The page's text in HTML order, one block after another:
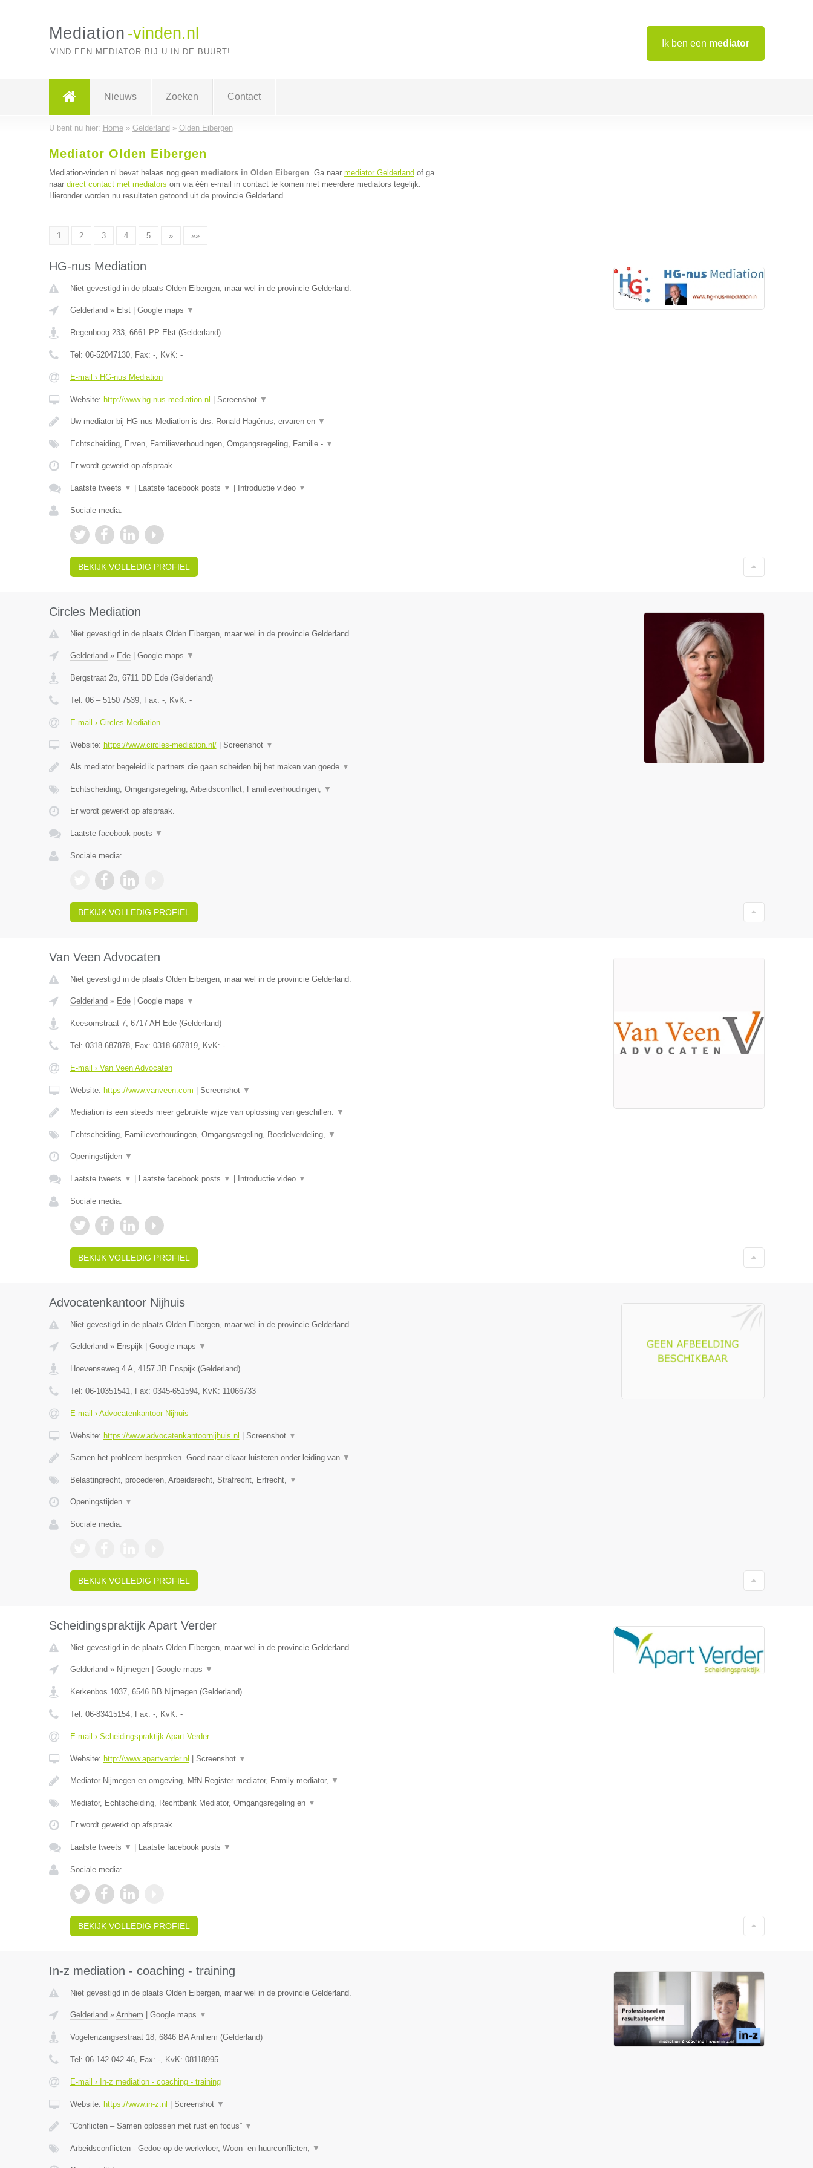
Ik ben een mediator
Mediation -vinden.nl
VIND EEN MEDIATOR BIJ U IN DE BUURT!
Nieuws Zoeken Contact
U bent nu hier: Home» Gelderland » Olden Eibergen
Mediator Olden Eibergen
Mediation-vinden.nl bevat helaas nog geen mediators in Olden Eibergen. Ga naar mediator Gelderland of ga
naar direct contact met mediators om via één e-mail in contact te komen met meerdere mediators tegelijk.
Hieronder worden nu resultaten getoond uit de provincie Gelderland.
1 2 3 4 5 » »»
HG-nus Mediation
Niet gevestigd in de plaats Olden Eibergen, maar wel in de provincie Gelderland.
Gelderland » Elst| Google maps ▼
Regenboog 233, 6661 PP Elst(Gelderland)
Tel: 06-52047130, Fax: -, KvK: -
E-mail › HG-nus Mediation
Website: http://www.hg-nus-mediation.nl Screenshot ▼
Uw mediator bij HG-nus Mediation is drs. Ronald Hagénus, ervaren en ▼
Echtscheiding, Erven, Familieverhoudingen, Omgangsregeling, Familie - ▼
Er wordt gewerkt op afspraak.
Laatste tweets ▼ Laatste facebook posts ▼ Introductie video ▼
Sociale media:
BEKIJK VOLLEDIG PROFIEL
Circles Mediation
Niet gevestigd in de plaats Olden Eibergen, maar wel in de provincie Gelderland.
Gelderland » Ede| Google maps ▼
Bergstraat 2b, 6711 DD Ede(Gelderland)
Tel: 06 – 5150 7539, Fax: -, KvK: -
E-mail › Circles Mediation
Website: https://www.circles-mediation.nl/| Screenshot ▼
Als mediator begeleid ik partners die gaan scheiden bij het maken van goede ▼
Echtscheiding, Omgangsregeling, Arbeidsconflict, Familieverhoudingen, ▼
Er wordt gewerkt op afspraak.
Laatste facebook posts ▼
Sociale media:
BEKIJK VOLLEDIG PROFIEL
Van Veen Advocaten
Niet gevestigd in de plaats Olden Eibergen, maar wel in de provincie Gelderland.
Gelderland » Ede| Google maps ▼
Keesomstraat 7, 6717 AH Ede(Gelderland)
Tel: 0318-687878, Fax: 0318-687819, KvK: -
E-mail › Van Veen Advocaten
Website: https://www.vanveen.com Screenshot ▼
Mediation is een steeds meer gebruikte wijze van oplossing van geschillen. ▼
Echtscheiding, Familieverhoudingen, Omgangsregeling, Boedelverdeling, ▼
Openingstijden ▼
Laatste tweets ▼ Laatste facebook posts ▼ Introductie video ▼
Sociale media:
BEKIJK VOLLEDIG PROFIEL
Advocatenkantoor Nijhuis
Niet gevestigd in de plaats Olden Eibergen, maar wel in de provincie Gelderland.
Gelderland » Enspijk| Google maps ▼
Hoevenseweg 4 A, 4157 JB Enspijk(Gelderland)
Tel: 06-10351541, Fax: 0345-651594, KvK: 11066733
E-mail › Advocatenkantoor Nijhuis
Website: https://www.advocatenkantoornijhuis.nl Screenshot ▼
Samen het probleem bespreken. Goed naar elkaar luisteren onder leiding van ▼
Belastingrecht, procederen, Arbeidsrecht, Strafrecht, Erfrecht, ▼
Openingstijden ▼
Sociale media:
BEKIJK VOLLEDIG PROFIEL
Scheidingspraktijk Apart Verder
Niet gevestigd in de plaats Olden Eibergen, maar wel in de provincie Gelderland.
Gelderland » Nijmegen| Google maps ▼
Kerkenbos 1037, 6546 BB Nijmegen(Gelderland)
Tel: 06-83415154, Fax: -, KvK: -
E-mail › Scheidingspraktijk Apart Verder
Website: http://www.apartverder.nl Screenshot ▼
Mediator Nijmegen en omgeving, MfN Register mediator, Family mediator, ▼
Mediator, Echtscheiding, Rechtbank Mediator, Omgangsregeling en ▼
Er wordt gewerkt op afspraak.
Laatste tweets ▼ Laatste facebook posts ▼
Sociale media:
BEKIJK VOLLEDIG PROFIEL
In-z mediation - coaching - training
Niet gevestigd in de plaats Olden Eibergen, maar wel in de provincie Gelderland.
Gelderland » Arnhem Google maps ▼
Vogelenzangsestraat 18, 6846 BA Arnhem (Gelderland)
Tel: 06 142 042 46, Fax: -, KvK: 08118995
E-mail › In-z mediation - coaching - training
Website: https://www.in-z.nl Screenshot ▼
“Conflicten – Samen oplossen met rust en focus” ▼
Arbeidsconflicten - Gedoe op de werkvloer, Woon- en huurconflicten, ▼